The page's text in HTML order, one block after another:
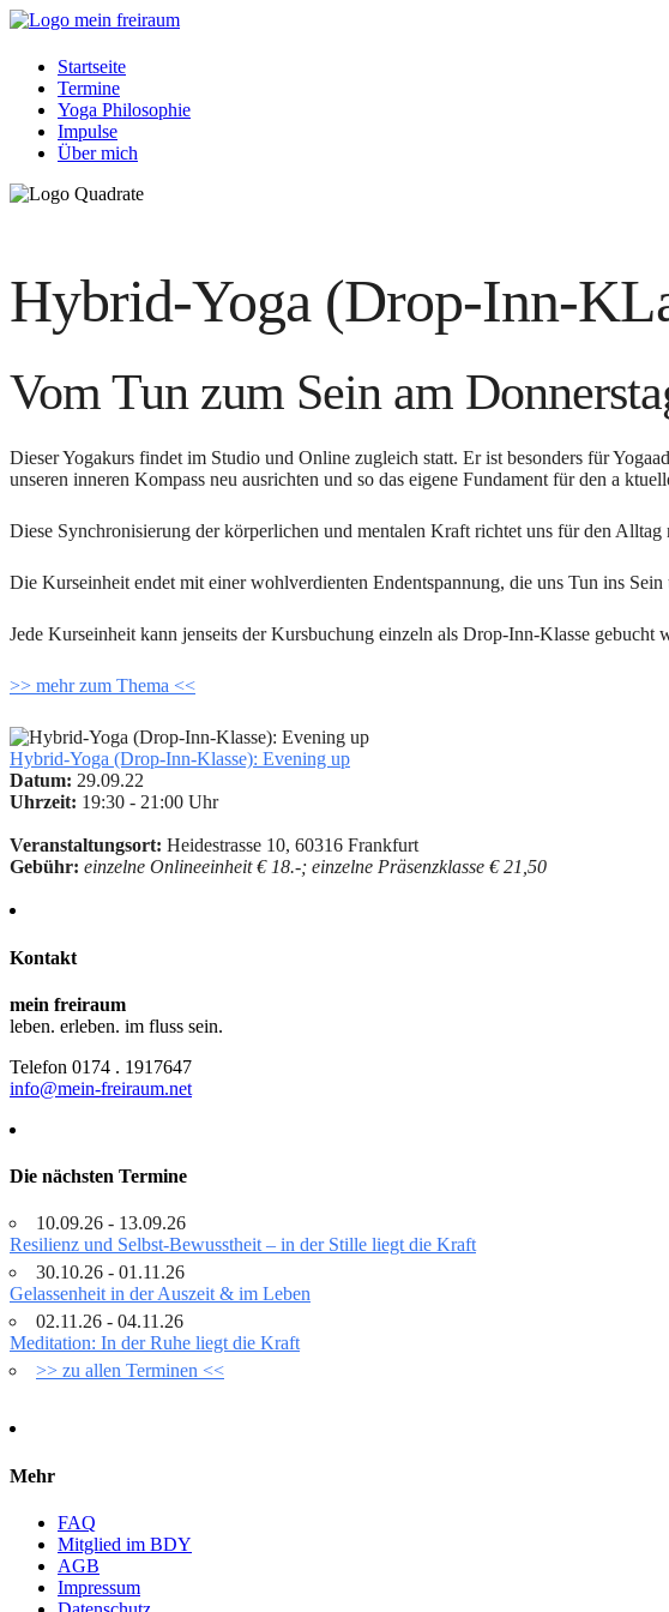
Startseite
Termine
Yoga Philosophie
Impulse
Über mich
Hybrid-Yoga (Drop-Inn-
Vom Tun zum Sein am
Dieser Yogakurs findet im Studio und Online zugleich statt. Er ist besonders für
unseren inneren Kompass neu ausrichten und so das eigene Fundament für den a
Diese Synchronisierung der körperlichen und mentalen Kraft richtet uns für den
Die Kurseinheit endet mit einer wohlverdienten Endentspannung, die uns Tun ins Sein
Jede Kurseinheit kann jenseits der Kursbuchung einzeln als Drop-Inn-Klasse gebucht
>> mehr zum Thema <<
Hybrid-Yoga (Drop-Inn-Klasse): Evening up
Datum: 29.09.22
Uhrzeit: 19:30 - 21:00 Uhr
Veranstaltungsort: Heidestrasse 10, 60316 Frankfurt
Gebühr: einzelne Onlineeinheit € 18.-; einzelne Präsenzklasse € 21,50
Kontakt
mein freiraum
leben. erleben. im fluss sein.
Telefon 0174 . 1917647
info@mein-freiraum.net
Die nächsten Termine
10.09.26 - 13.09.26
Resilienz und Selbst-Bewusstheit – in der Stille liegt die Kraft
30.10.26 - 01.11.26
Gelassenheit in der Auszeit & im Leben
02.11.26 - 04.11.26
Meditation: In der Ruhe liegt die Kraft
>> zu allen Terminen <<
Mehr
FAQ
Mitglied im BDY
AGB
Impressum